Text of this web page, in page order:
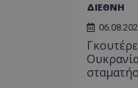
ΔΙΕΘΝΗ